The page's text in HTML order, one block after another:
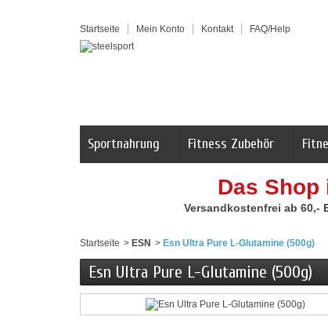
Startseite Mein Konto Kontakt FAQ/Help
Sportnahrung Fitness Zubehör
Das
Versandkostenfrei ab 60,-
Startseite > ESN > Esn Ultra Pure L-Glutamine (500g)
Esn Ultra Pure L-Glutamine (500g)